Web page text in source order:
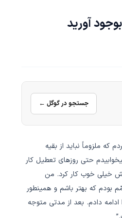
آورید
جستجو در گوگل ←
ملزوماً نباید از بقیه
حتی روزهای تعطیل کار
خیلی خوب کار کرد. من
بودم که بهتر باشم و همینطور
دادم. بعد از مدتی متوجه